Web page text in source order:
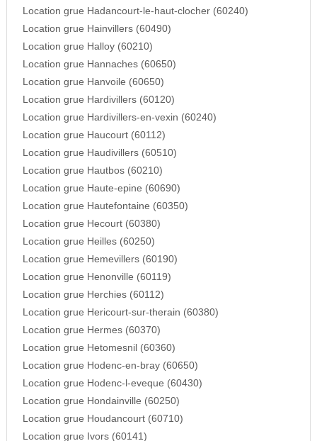
Location grue Hadancourt-le-haut-clocher (60240)
Location grue Hainvillers (60490)
Location grue Halloy (60210)
Location grue Hannaches (60650)
Location grue Hanvoile (60650)
Location grue Hardivillers (60120)
Location grue Hardivillers-en-vexin (60240)
Location grue Haucourt (60112)
Location grue Haudivillers (60510)
Location grue Hautbos (60210)
Location grue Haute-epine (60690)
Location grue Hautefontaine (60350)
Location grue Hecourt (60380)
Location grue Heilles (60250)
Location grue Hemevillers (60190)
Location grue Henonville (60119)
Location grue Herchies (60112)
Location grue Hericourt-sur-therain (60380)
Location grue Hermes (60370)
Location grue Hetomesnil (60360)
Location grue Hodenc-en-bray (60650)
Location grue Hodenc-l-eveque (60430)
Location grue Hondainville (60250)
Location grue Houdancourt (60710)
Location grue Ivors (60141)